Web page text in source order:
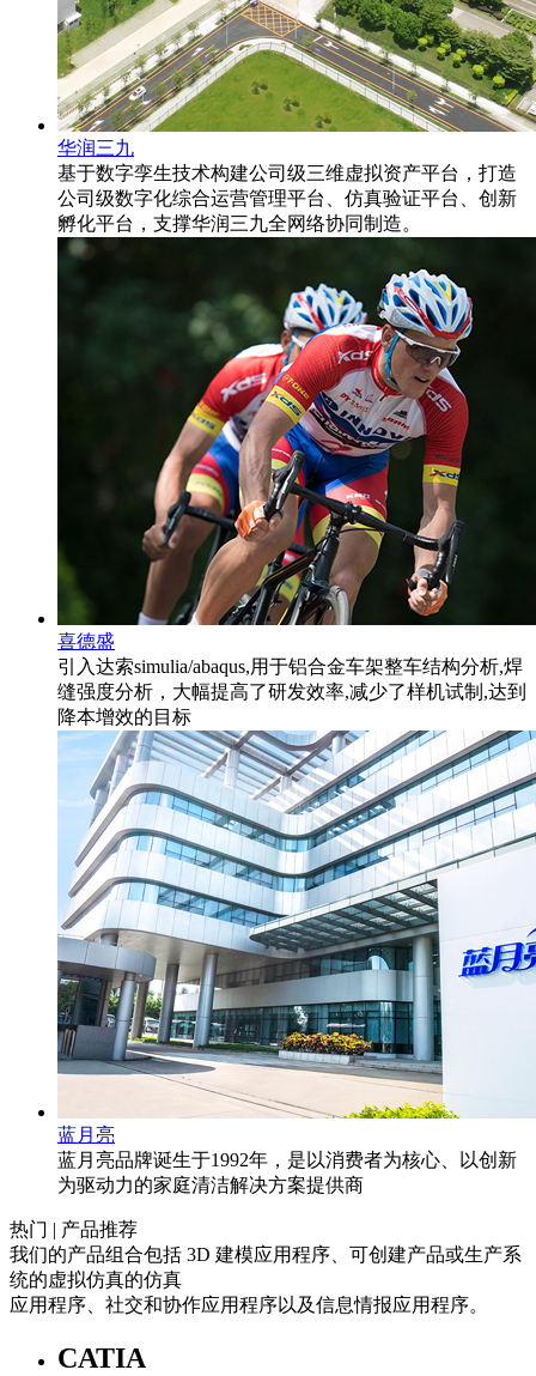
华润三九
基于数字孪生技术构建公司级三维虚拟资产平台，打造
公司级数字化综合运营管理平台、仿真验证平台、创新
孵化平台，支撑华润三九全网络协同制造。
喜德盛
引入达索simulia/abaqus,用于铝合金车架整车结构分析,焊
缝强度分析，大幅提高了研发效率,减少了样机试制,达到
降本增效的目标
蓝月亮
蓝月亮品牌诞生于1992年，是以消费者为核心、以创新
为驱动力的家庭清洁解决方案提供商
热门 | 产品推荐
我们的产品组合包括 3D 建模应用程序、可创建产品或生产系
统的虚拟仿真的仿真
应用程序、社交和协作应用程序以及信息情报应用程序。
CATIA